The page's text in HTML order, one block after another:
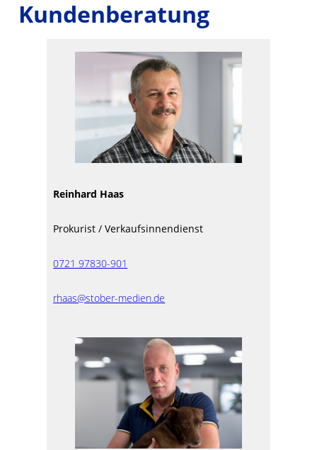
Kundenberatung
Reinhard Haas
Prokurist / Verkaufsinnendienst
0721 97830-901
rhaas@stober-medien.de